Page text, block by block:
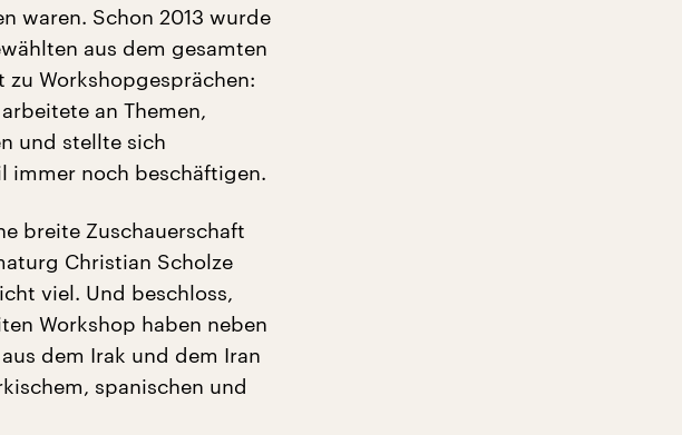
waren. Schon 2013 wurde
aus dem gesamten
Workshopgesprächen:
an Themen,
und stellte sich
immer noch beschäftigen.
breite Zuschauerschaft
Christian Scholze
viel. Und beschloss,
Workshop haben neben
dem Irak und dem Iran
spanischen und